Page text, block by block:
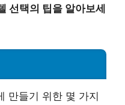
선택의 팁을 알아보세
만들기 위한 몇 가지